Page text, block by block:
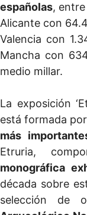
españolas,
Alicante con
Valencia con
Mancha con
medio millar.
La exposición
está formada por
más
Etruria,
monográfica
década sobre
selección de